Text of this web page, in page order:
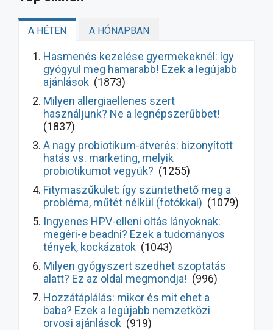
A HÉTEN A HÓNAPBAN
Hasmenés kezelése gyermekeknél: így
gyógyul meg hamarabb! Ezek a legújabb
ajánlások (1873)
Milyen allergiaellenes szert
használjunk? Ne a legnépszerűbbet!
(1837)
A nagy probiotikum-átverés: bizonyított
hatás vs. marketing, melyik
probiotikumot vegyük? (1255)
Fitymaszűkület: így szüntethető meg a
probléma, műtét nélkül (fotókkal) (1079)
Ingyenes HPV-elleni oltás lányoknak:
megéri-e beadni? Ezek a tudományos
tények, kockázatok (1043)
Milyen gyógyszert szedhet szoptatás
alatt? Ez az oldal megmondja! (996)
Hozzátáplálás: mikor és mit ehet a
baba? Ezek a legújabb nemzetközi
orvosi ajánlások (919)